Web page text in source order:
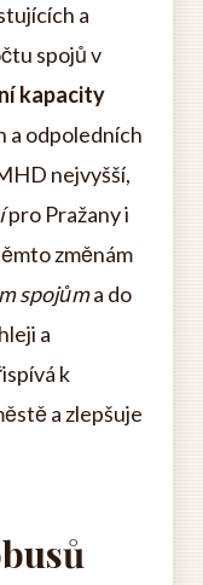
a
spojů v
kapacity
a odpoledních
nejvyšší,
pro Pražany i
změnám
spojůma do
a
k
a zlepšuje